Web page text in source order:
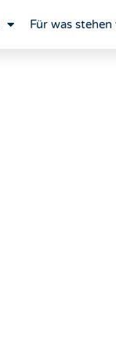
Für was stehen